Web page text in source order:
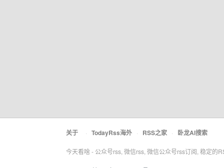
关于 · TodayRss海外 · RSS之家 · 卧龙AI搜索
今天看啥 - 公众号rss, 微信rss, 微信公众号rss订阅, 稳定的